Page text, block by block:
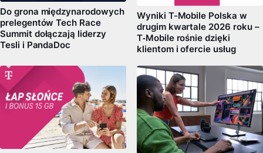
Do grona międzynarodowych
prelegentów Tech Race
Summit dołączają liderzy
Tesli i PandaDoc
Wyniki T-Mobile Polska w
drugim kwartale 2026 roku –
T‑Mobile rośnie dzięki
klientom i ofercie usług